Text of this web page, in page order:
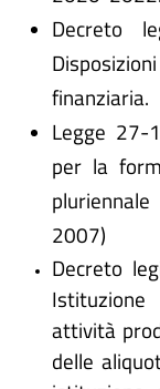
Decreto
finanziaria.
Legge 27-
per la
2007)
Decreto
attività
delle